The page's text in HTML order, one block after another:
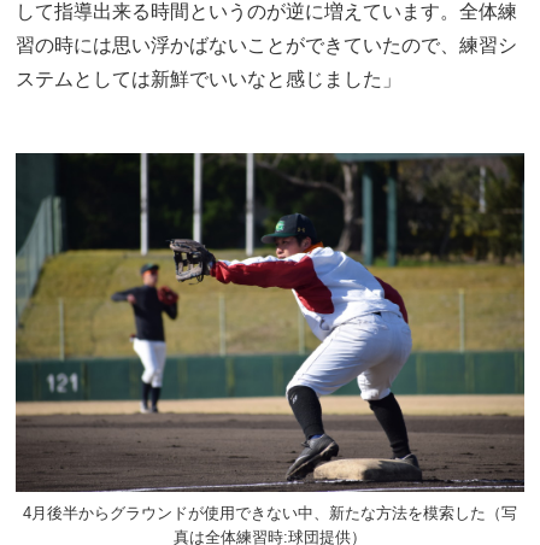
して指導出来る時間というのが逆に増えています。全体練
習の時には思い浮かばないことができていたので、練習シ
ステムとしては新鮮でいいなと感じました」
4月後半からグラウンドが使用できない中、新たな方法を模索した（写
真は全体練習時:球団提供）